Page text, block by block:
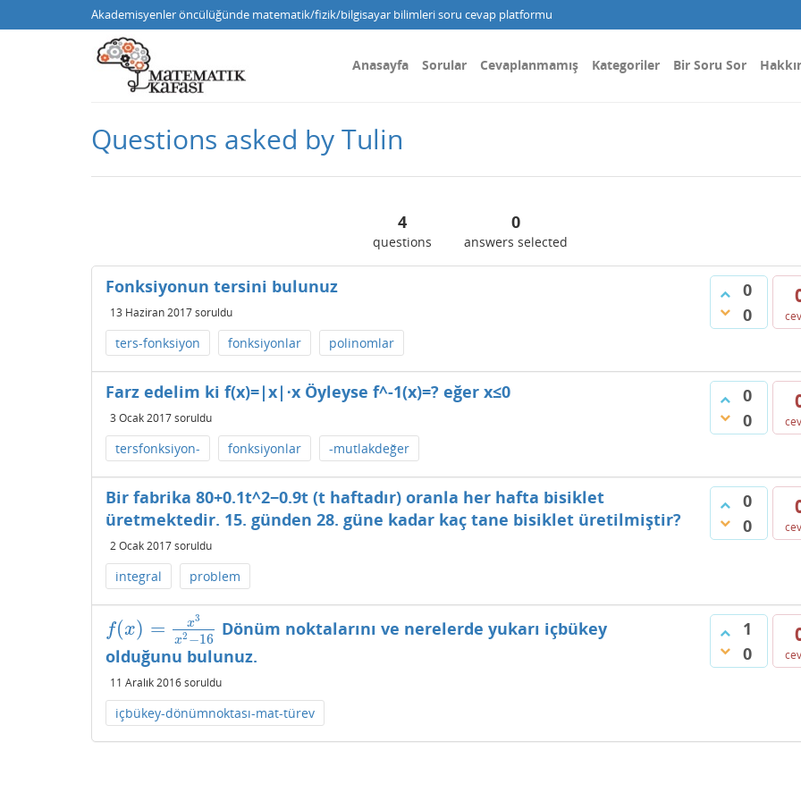
Akademisyenler öncülüğünde matematik/fizik/bilgisayar bilimleri soru cevap platformu
Anasayfa Sorular Cevaplanmamış Kategoriler Bir Soru Sor
Questions asked by Tulin
4
questions
0
answers selected
0
0
Fonksiyonun tersini bulunuz
13 Haziran 2017soruldu
ters-fonksiyon fonksiyonlar polinomlar
0
0
Farz edelim ki f(x)=|x|⋅x Öyleyse f^-1(x)=? eğer x≤0
3 Ocak 2017soruldu
tersfonksiyon- fonksiyonlar -mutlakdeğer
0
0
Bir fabrika 80+0.1t^2−0.9t (t haftadır) oranla her hafta bisiklet
üretmektedir. 15. günden 28. güne kadar kaç tane bisiklet üretilmiştir?
2 Ocak 2017soruldu
integral problem
1
0
f(x) = x3
x2 −16
f(x)=x 3x2 −16
Dönüm noktalarını ve nerelerde yukarı içbükey
olduğunu bulunuz.
11 Aralık 2016soruldu
içbükey-dönümnoktası-mat-türev